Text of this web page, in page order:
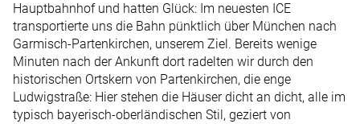
Hauptbahnhof und hatten Glück: Im neuesten ICE
transportierte uns die Bahn pünktlich über München nach
Garmisch-Partenkirchen, unserem Ziel. Bereits wenige
Minuten nach der Ankunft dort radelten wir durch den
historischen Ortskern von Partenkirchen, die enge
Ludwigstraße: Hier stehen die Häuser dicht an dicht, alle im
typisch bayerisch-oberländischen Stil, geziert von